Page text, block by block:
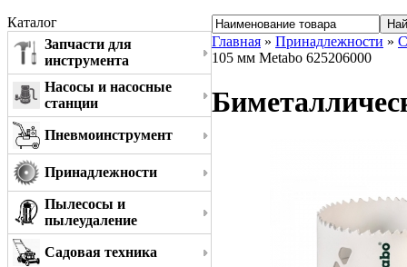
Каталог
Запчасти для
инструмента
Насосы и насосные
станции
Пневмоинструмент
Принадлежности
Пылесосы и
пылеудаление
Садовая техника
Главная » Принадлежности »
105 мм Metabo 625206000